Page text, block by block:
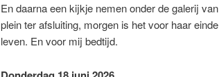
En daarna een kijkje nemen onder de galerij
plein ter afsluiting, morgen is het voor haar
leven. En voor mij bedtijd.